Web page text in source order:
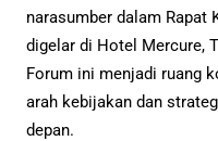
narasumber dalam Rapat
digelar di Hotel Mercure,
Forum ini menjadi ruang
arah kebijakan dan
depan.